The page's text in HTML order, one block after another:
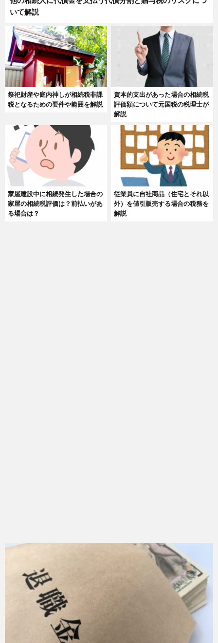
いて解説
祭祀財産や庭内神しが相続税非課
税となるための要件や範囲を解説
資本的支出があった場合の相続税
評価額について元国税の税理士が
解説
家屋建設中に相続発生した場合の
家屋の相続税評価は？前払いがあ
る場合は？
従業員に自社商品（住宅とそれ以
外）を値引販売する場合の税務を
解説